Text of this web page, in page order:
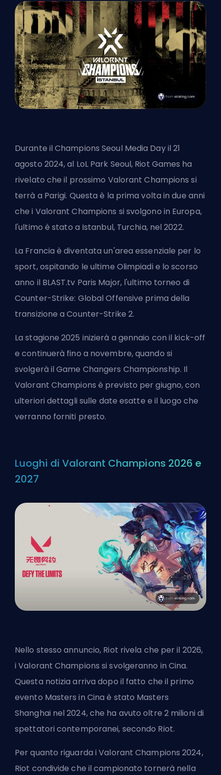
Durante il Champions Seoul Media Day il 21
agosto 2024, al LoL Park Seoul, Riot Games ha
rivelato che il prossimo Valorant Champions si
terrà a Parigi. Questa è la prima volta in due anni
che i Valorant Champions si svolgono in Europa,
l'ultimo è stato a Istanbul, Turchia, nel 2022.
La Francia è diventata un'area essenziale per lo
sport, ospitando le ultime Olimpiadi e lo scorso
anno il BLAST.tv Paris Major, l'ultimo torneo di
Counter-Strike: Global Offensive prima della
transizione a Counter-Strike 2.
La stagione 2025 inizierà a gennaio con il kick-off
e continuerà fino a novembre, quando si
svolgerà il Game Changers Championship. Il
Valorant Champions è previsto per giugno, con
ulteriori dettagli sulle date esatte e il luogo che
verranno forniti presto.
Luoghi di Valorant Champions 2026 e
2027
Nello stesso annuncio, Riot rivela che per il 2026,
i Valorant Champions si svolgeranno in Cina.
Questa notizia arriva dopo il fatto che il primo
evento Masters in Cina è stato Masters
Shanghai nel 2024, che ha avuto oltre 2 milioni di
spettatori contemporanei, secondo Riot.
Per quanto riguarda i Valorant Champions 2024,
Riot condivide che il campionato tornerà nella